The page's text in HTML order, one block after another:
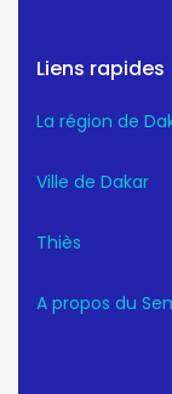
Liens rapides
La région de
Ville de Dakar
Thiès
A propos du